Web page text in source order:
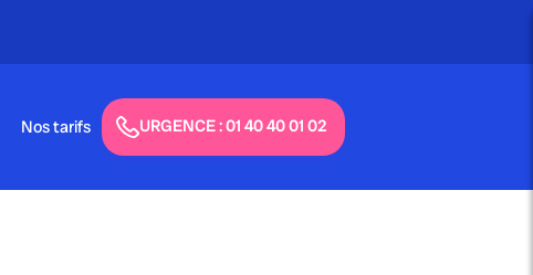
Nos tarifs URGENCE : 01 40 40 01 02